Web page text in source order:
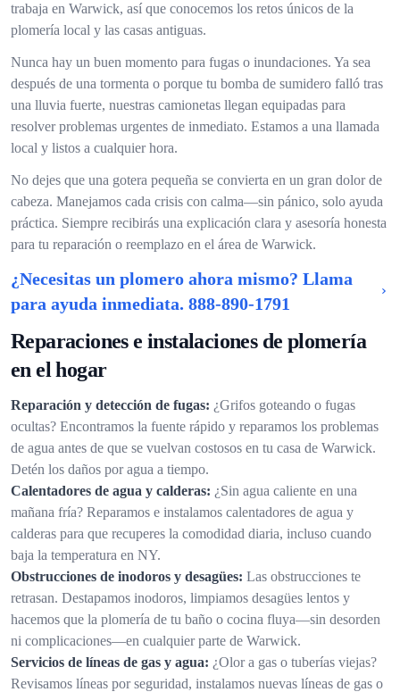
trabaja en Warwick, así que conocemos los retos únicos de la
plomería local y las casas antiguas.
Nunca hay un buen momento para fugas o inundaciones. Ya sea
después de una tormenta o porque tu bomba de sumidero falló tras
una lluvia fuerte, nuestras camionetas llegan equipadas para
resolver problemas urgentes de inmediato. Estamos a una llamada
local y listos a cualquier hora.
No dejes que una gotera pequeña se convierta en un gran dolor de
cabeza. Manejamos cada crisis con calma—sin pánico, solo ayuda
práctica. Siempre recibirás una explicación clara y asesoría honesta
para tu reparación o reemplazo en el área de Warwick.
¿Necesitas un plomero ahora mismo? Llama
para ayuda inmediata. 888-890-1791
Reparaciones e instalaciones de plomería
en el hogar
Reparación y detección de fugas: ¿Grifos goteando o fugas
ocultas? Encontramos la fuente rápido y reparamos los problemas
de agua antes de que se vuelvan costosos en tu casa de Warwick.
Detén los daños por agua a tiempo.
Calentadores de agua y calderas: ¿Sin agua caliente en una
mañana fría? Reparamos e instalamos calentadores de agua y
calderas para que recuperes la comodidad diaria, incluso cuando
baja la temperatura en NY.
Obstrucciones de inodoros y desagües: Las obstrucciones te
retrasan. Destapamos inodoros, limpiamos desagües lentos y
hacemos que la plomería de tu baño o cocina fluya—sin desorden
ni complicaciones—en cualquier parte de Warwick.
Servicios de líneas de gas y agua: ¿Olor a gas o tuberías viejas?
Revisamos líneas por seguridad, instalamos nuevas líneas de gas o